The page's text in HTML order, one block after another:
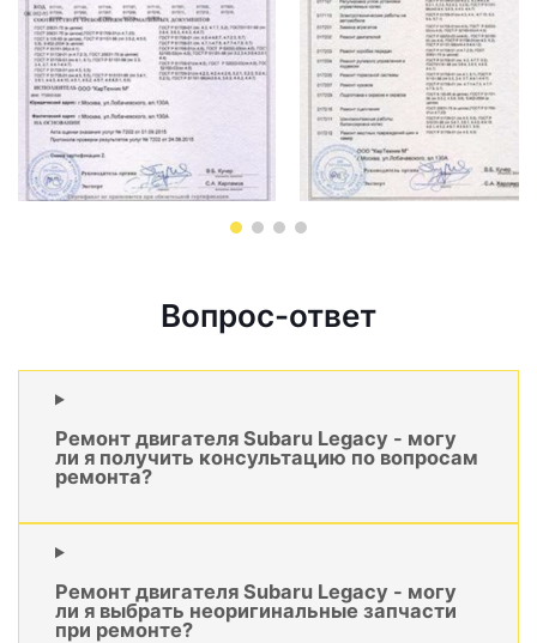
Вопрос-ответ
Ремонт двигателя Subaru Legacy - могу
ли я получить консультацию по вопросам
ремонта?
Ремонт двигателя Subaru Legacy - могу
ли я выбрать неоригинальные запчасти
при ремонте?